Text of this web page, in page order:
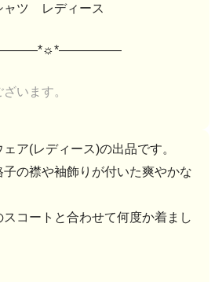
ツ レディース
います。
ア(レディース)の出品です。
の襟や袖飾りが付いた爽やかな
コートと合わせて何度か着まし